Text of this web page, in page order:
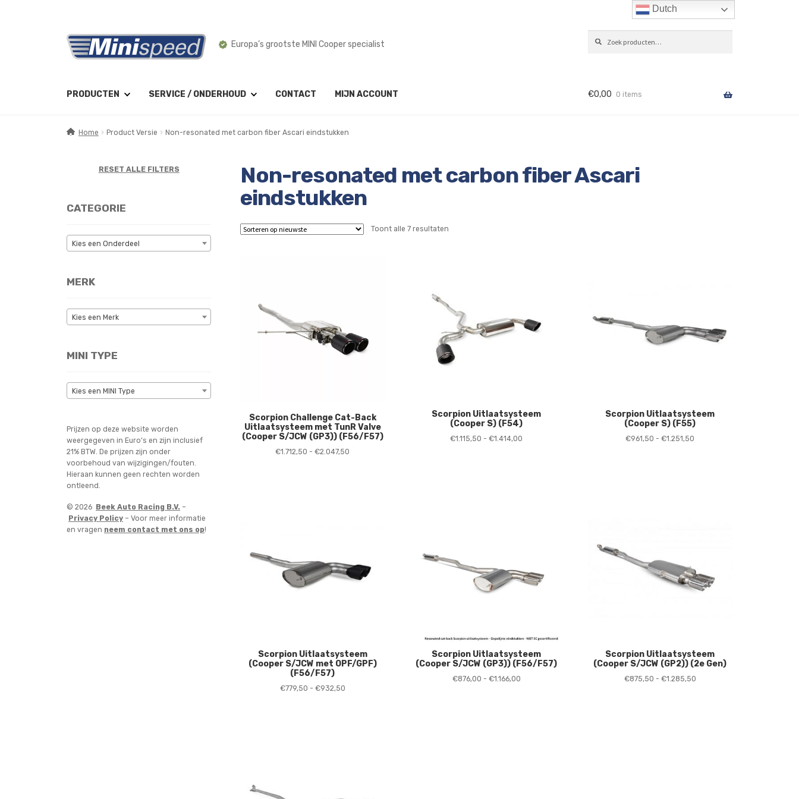
Ga
door
naar
Ga
naar
de
Montage mogelijk in onze werkplaats
naar:
PRODUCTEN SERVICE / ONDERHOUD CONTACT MIJN ACCOUNT €0,00 0 items
Home Product Versie Non-resonated met carbon fiber Ascari eindstukken
Non-resonated met carbon fiber Ascari
eindstukken
Toont alle 7 resultaten
Scorpion Challenge Cat-Back
Uitlaatsysteem met TunR Valve
(Cooper S/JCW (GP3)) (F56/F57)
€1.712,50 - €2.047,50
Scorpion Uitlaatsysteem
(Cooper S) (F54)
€1.115,50 - €1.414,00
Scorpion Uitlaatsysteem
(Cooper S) (F55)
€961,50 - €1.251,50
Scorpion Uitlaatsysteem
(Cooper S/JCW met OPF/GPF)
(F56/F57)
€779,50 - €932,50Prijsklasse:
Scorpion Uitlaatsysteem
(Cooper S/JCW (GP3)) (F56/F57)
€876,00 - €1.166,00Prijsklasse:
Scorpion Uitlaatsysteem
(Cooper S/JCW (GP2)) (2e Gen)
€875,50 - €1.285,50Prijsklasse:
RESET ALLE FILTERS
CATEGORIE
Kies een Onderdeel
MERK
Kies een Merk
MINI TYPE
Kies een MINI Type
Prijzen op deze website worden
weergegeven in Euro’s en zijn inclusief
21% BTW. De prijzen zijn onder
voorbehoud van wijzigingen/fouten.
Hieraan kunnen geen rechten worden
ontleend.
© 2026 Beek Auto Racing B.V. –
Privacy Policy – Voor meer informatie
en vragen neem contact met ons op!
Dutch